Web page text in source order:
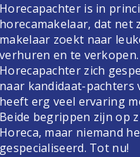
Horecapachter is in
horecamakelaar, dat net
makelaar zoekt naar
verhuren en te
Horecapachter zich
naar kandidaat-pachters
heeft erg veel ervaring
Beide begrippen zijn op
Horeca, maar niemand
gespecialiseerd. Tot nu!